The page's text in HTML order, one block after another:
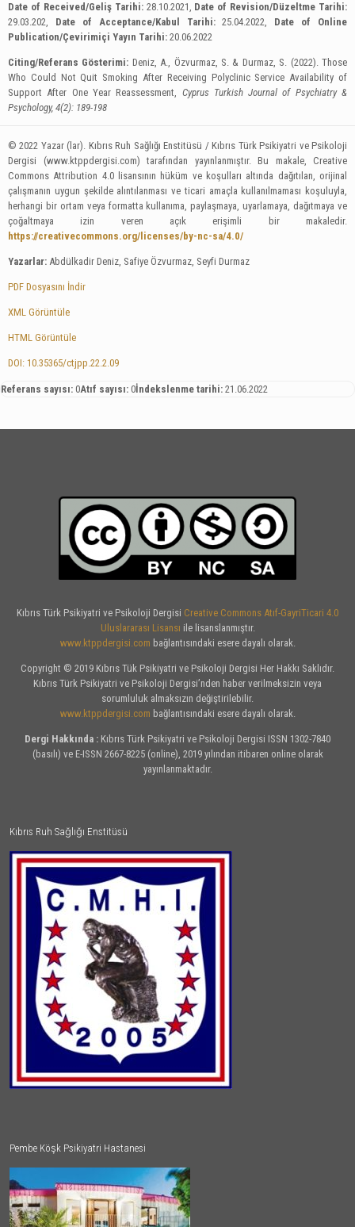
Date of Received/Geliş Tarihi: 28.10.2021, Date of Revision/Düzeltme Tarihi:
29.03.202, Date of Acceptance/Kabul Tarihi:25.04.2022, Date of Online
Publication/Çevirimiçi Yayın Tarihi: 20.06.2022
Citing/Referans Gösterimi: Deniz, A., Özvurmaz, S. & Durmaz, S. (2022). Those
Who Could Not Quit Smoking After Receiving Polyclinic Service Availability of
Support After One Year Reassessment, Cyprus Turkish Journal of Psychiatry &
Psychology, 4(2): 189-198
© 2022 Yazar (lar). Kıbrıs Ruh Sağlığı Enstitüsü / Kıbrıs Türk Psikiyatri ve Psikoloji
Dergisi (www.ktppdergisi.com) tarafından yayınlanmıştır. Bu makale, Creative
Commons Attribution 4.0 lisansının hüküm ve koşulları altında dağıtılan, orijinal
çalışmanın uygun şekilde alıntılanması ve ticari amaçla kullanılmaması koşuluyla,
herhangi bir ortam veya formatta kullanıma, paylaşmaya, uyarlamaya, dağıtmaya ve
çoğaltmaya izin veren açık erişimli bir makaledir.
https://creativecommons.org/licenses/by-nc-sa/4.0/
Yazarlar: Abdülkadir Deniz, Safiye Özvurmaz, Seyfi Durmaz
PDF Dosyasını İndir
XML Görüntüle
HTML Görüntüle
DOI: 10.35365/ctjpp.22.2.09
Referans sayısı: 0Atıf sayısı: 0İndekslenme tarihi: 21.06.2022
Kıbrıs Türk Psikiyatri ve Psikoloji Dergisi Creative Commons Atıf-GayriTicari 4.0
Uluslararası Lisansı ile lisanslanmıştır.
www.ktppdergisi.com bağlantısındaki esere dayalı olarak.
Copyright © 2019 Kıbrıs Tük Psikiyatri ve Psikoloji Dergisi Her Hakkı Saklıdır.
Kıbrıs Türk Psikiyatri ve Psikoloji Dergisi’nden haber verilmeksizin veya
sorumluluk almaksızın değiştirilebilir.
www.ktppdergisi.com bağlantısındaki esere dayalı olarak.
Dergi Hakkında : Kıbrıs Türk Psikiyatri ve Psikoloji Dergisi ISSN 1302-7840
(basılı) ve E-ISSN 2667-8225 (online), 2019 yılından itibaren online olarak
yayınlanmaktadır.
Kıbrıs Ruh Sağlığı Enstitüsü
Pembe Köşk Psikiyatri Hastanesi